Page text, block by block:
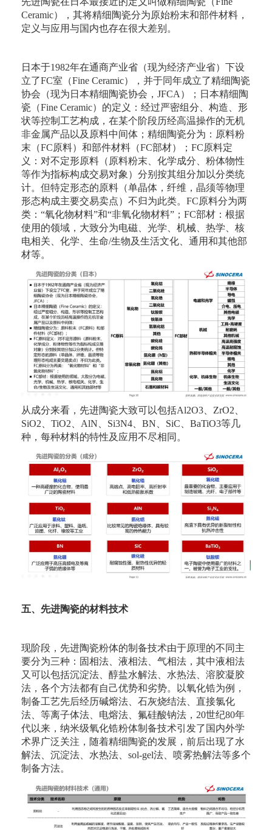
Ceramic），其将精细陶瓷分为原始粉末和部件材料，
定义与应用与国内也存在很大差别。
日本于1982年在通商产业省（现为经济产业省）下设
立了FC室（Fine Ceramic），并于同年成立了精细陶瓷
协会（现为日本精细陶瓷协会，JFCA）；日本精细陶
瓷（Fine Ceramic）的定义：经过严密组分、构造、形
状等控制工艺构成，在某个阶段历经高温操作的无机
非金属产品以及原料中间体；精细陶瓷分为：原料粉
末（FC原料）和部件材料（FC部材）；FC原料定
义：对不定形原料（原料粉末、化学成分、粉体物性
等作为指标构成交易对象）分别按其组分加以分类统
计。但特定形态的原料（单晶体，纤维，晶须等物理
形态构成主要交易卖点）不归为此类。FC原料分为两
类：“氧化物材料”和“非氧化物材料”；FC部材：根据
使用的领域，大致分为电磁、光学、机械、热学、核
电相关、化学、生命/生物及生活文化、通用和其他部
材等。
从成分来看，先进陶瓷大致可以包括Al2O3、ZrO2、
SiO2、TiO2、AlN、Si3N4、BN、SiC、BaTiO3等几
种，每种材料的特性及应用不尽相同。
五、先进陶瓷的材料技术
现阶段，先进陶瓷粉体的制备技术由于原理的不同主
要分为三种：固相法、液相法、气相法，其中液相法
又可以包括沉淀法、醇盐水解法、水热法、溶胶凝胶
法，各个方法都有自己优势和劣势。以氧化锆为例，
制备工艺先后经历碱熔法、石灰烧结法、直接氯化
法、等离子体法、电熔法、氟硅酸钠法，20世纪80年
代以来，纳米级氧化锆粉体制备技术引发了国内外学
术界广泛关注，随着精细陶瓷的发展，前后出现了水
解法、沉淀法、水热法、sol-gel法、喷雾热解法等多个
制备方法。